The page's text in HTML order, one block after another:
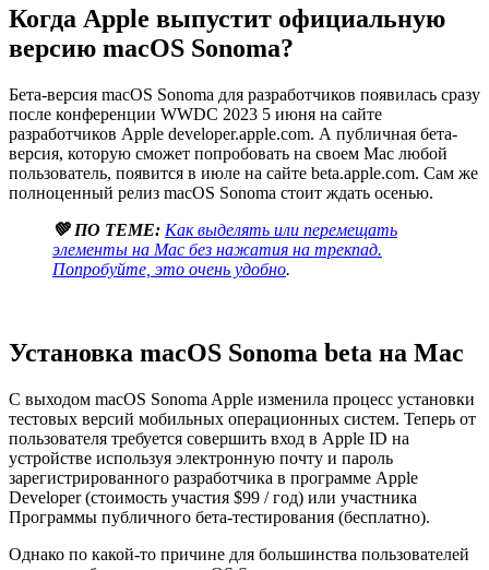
Когда Apple выпустит официальную
версию macOS Sonoma?
Бета-версия macOS Sonoma для разработчиков появилась сразу
после конференции WWDC 2023 5 июня на сайте
разработчиков Apple developer.apple.com. А публичная бета-
версия, которую сможет попробовать на своем Mac любой
пользователь, появится в июле на сайте beta.apple.com. Сам же
полноценный релиз macOS Sonoma стоит ждать осенью.
💚 ПО ТЕМЕ: Как выделять или перемещать
элементы на Mac без нажатия на трекпад.
Попробуйте, это очень удобно.
Установка macOS Sonoma beta на Mac
С выходом macOS Sonoma Apple изменила процесс установки
тестовых версий мобильных операционных систем. Теперь от
пользователя требуется совершить вход в Apple ID на
устройстве используя электронную почту и пароль
зарегистрированного разработчика в программе Apple
Developer (стоимость участия $99 / год) или участника
Программы публичного бета-тестирования (бесплатно).
Однако по какой-то причине для большинства пользователей